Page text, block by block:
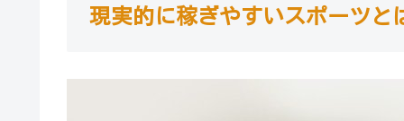
現実的に稼ぎやすいスポーツと